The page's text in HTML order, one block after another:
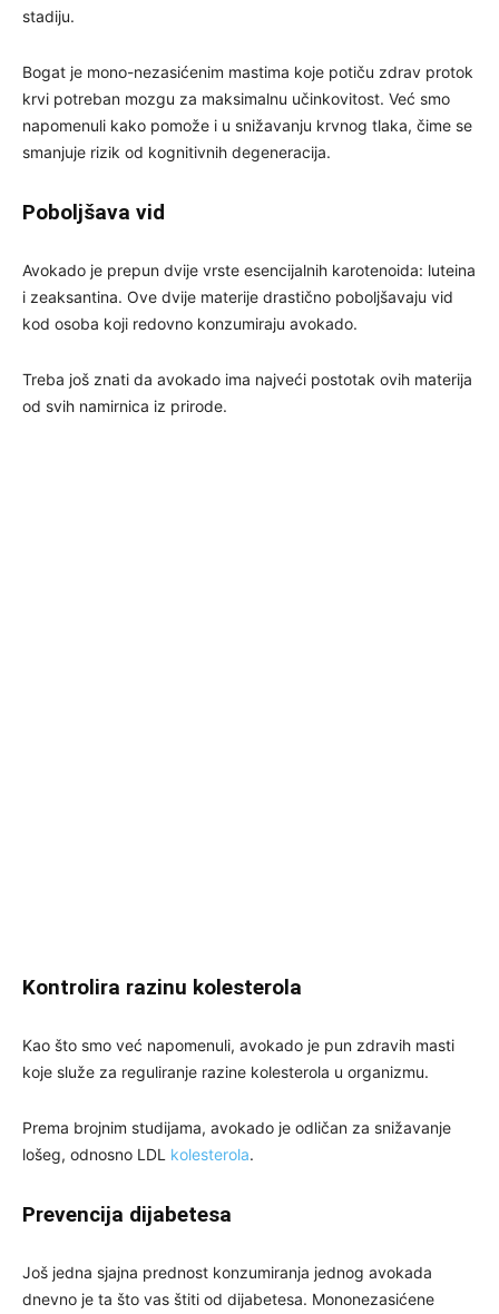
stadiju.
Bogat je mono-nezasićenim mastima koje potiču zdrav protok
krvi potreban mozgu za maksimalnu učinkovitost. Već smo
napomenuli kako pomože i u snižavanju krvnog tlaka, čime se
smanjuje rizik od kognitivnih degeneracija.
Poboljšava vid
Avokado je prepun dvije vrste esencijalnih karotenoida: luteina
i zeaksantina. Ove dvije materije drastično poboljšavaju vid
kod osoba koji redovno konzumiraju avokado.
Treba još znati da avokado ima najveći postotak ovih materija
od svih namirnica iz prirode.
Kontrolira razinu kolesterola
Kao što smo već napomenuli, avokado je pun zdravih masti
koje služe za reguliranje razine kolesterola u organizmu.
Prema brojnim studijama, avokado je odličan za snižavanje
lošeg, odnosno LDL kolesterola.
Prevencija dijabetesa
Još jedna sjajna prednost konzumiranja jednog avokada
dnevno je ta što vas štiti od dijabetesa. Mononezasićene